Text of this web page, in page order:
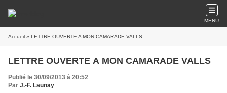
MENU
Accueil » LETTRE OUVERTE A MON CAMARADE VALLS
LETTRE OUVERTE A MON CAMARADE VALLS
Publié le 30/09/2013 à 20:52
Par J.-F. Launay